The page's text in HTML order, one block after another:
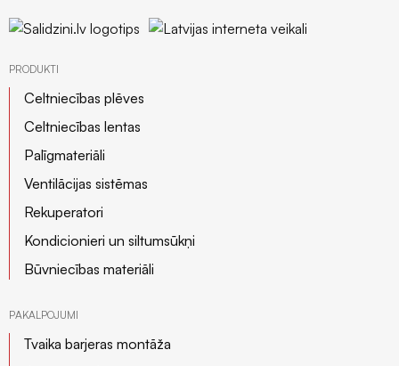
PRODUKTI
Celtniecības plēves
Celtniecības lentas
Palīgmateriāli
Ventilācijas sistēmas
Rekuperatori
Kondicionieri un siltumsūkņi
Būvniecības materiāli
PAKALPOJUMI
Tvaika barjeras montāža